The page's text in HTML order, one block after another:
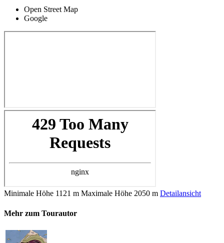
Open Street Map
Google
Minimale Höhe 1121 m Maximale Höhe 2050 m Detailansicht
Mehr zum Tourautor